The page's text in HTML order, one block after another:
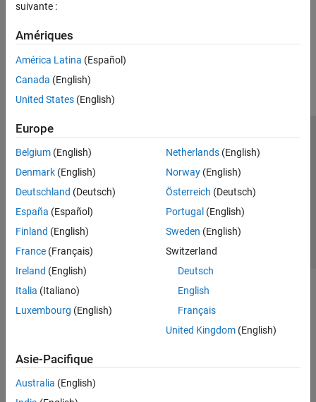
suivante :
Amériques
América Latina (Español)
Canada (English)
United States (English)
Europe
Belgium (English)
Denmark (English)
Deutschland (Deutsch)
España (Español)
Finland (English)
France (Français)
Ireland (English)
Italia (Italiano)
Luxembourg (English)
Netherlands(English)
Norway(English)
Österreich (Deutsch)
Portugal (English)
Sweden (English)
Switzerland
Deutsch
English
Français
United Kingdom(English)
Asie-Pacifique
Australia (English)
Lutte anti-piratage
Contacts locaux
© 1994-2026 The MathWorks, Inc.